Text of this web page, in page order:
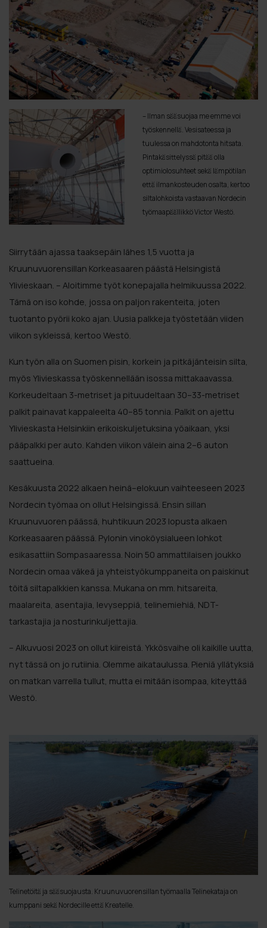
– Ilman sääsuojaa me emme voi
työskennellä. Vesisateessa ja
tuulessa on mahdotonta hitsata.
Pintakäsittelyssä pitää olla
optimiolosuhteet sekä lämpötilan
että ilmankosteuden osalta, kertoo
siltalohkoista vastaavan Nordecin
työmaapäällikkö Victor Westö.
Siirrytään ajassa taaksepäin lähes 1,5 vuotta ja
Kruunuvuorensillan Korkeasaaren päästä Helsingistä
Ylivieskaan. – Aloitimme työt konepajalla helmikuussa 2022.
Tämä on iso kohde, jossa on paljon rakenteita, joten
tuotanto pyörii koko ajan. Uusia palkkeja työstetään viiden
viikon sykleissä, kertoo Westö.
Kun työn alla on Suomen pisin, korkein ja pitkäjänteisin silta,
myös Ylivieskassa työskennellään isossa mittakaavassa.
Korkeudeltaan 3-metriset ja pituudeltaan 30–33-metriset
palkit painavat kappaleelta 40–85 tonnia. Palkit on ajettu
Ylivieskasta Helsinkiin erikoiskuljetuksina yöaikaan, yksi
pääpalkki per auto. Kahden viikon välein aina 2–6 auton
saattueina.
Kesäkuusta 2022 alkaen heinä–elokuun vaihteeseen 2023
Nordecin työmaa on ollut Helsingissä. Ensin sillan
Kruunuvuoren päässä, huhtikuun 2023 lopusta alkaen
Korkeasaaren päässä. Pylonin vinoköysialueen lohkot
esikasattiin Sompasaaressa. Noin 50 ammattilaisen joukko
Nordecin omaa väkeä ja yhteistyökumppaneita on paiskinut
töitä siltapalkkien kanssa. Mukana on mm. hitsareita,
maalareita, asentajia, levyseppiä, telinemiehiä, NDT-
tarkastajia ja nosturinkuljettajia.
– Alkuvuosi 2023 on ollut kiireistä. Ykkösvaihe oli kaikille uutta,
nyt tässä on jo rutiinia. Olemme aikataulussa. Pieniä yllätyksiä
on matkan varrella tullut, mutta ei mitään isompaa, kiteyttää
Westö.
Telinetöitä ja sääsuojausta. Kruunuvuorensillan työmaalla Telinekataja on
kumppani sekä Nordecille että Kreatelle.